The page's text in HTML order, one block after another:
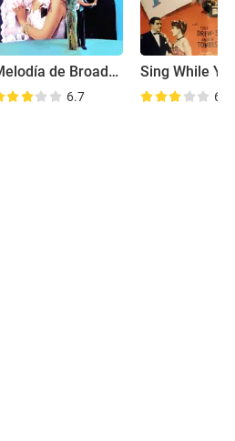
Melodía de Broadway 1936
6.7 6.1